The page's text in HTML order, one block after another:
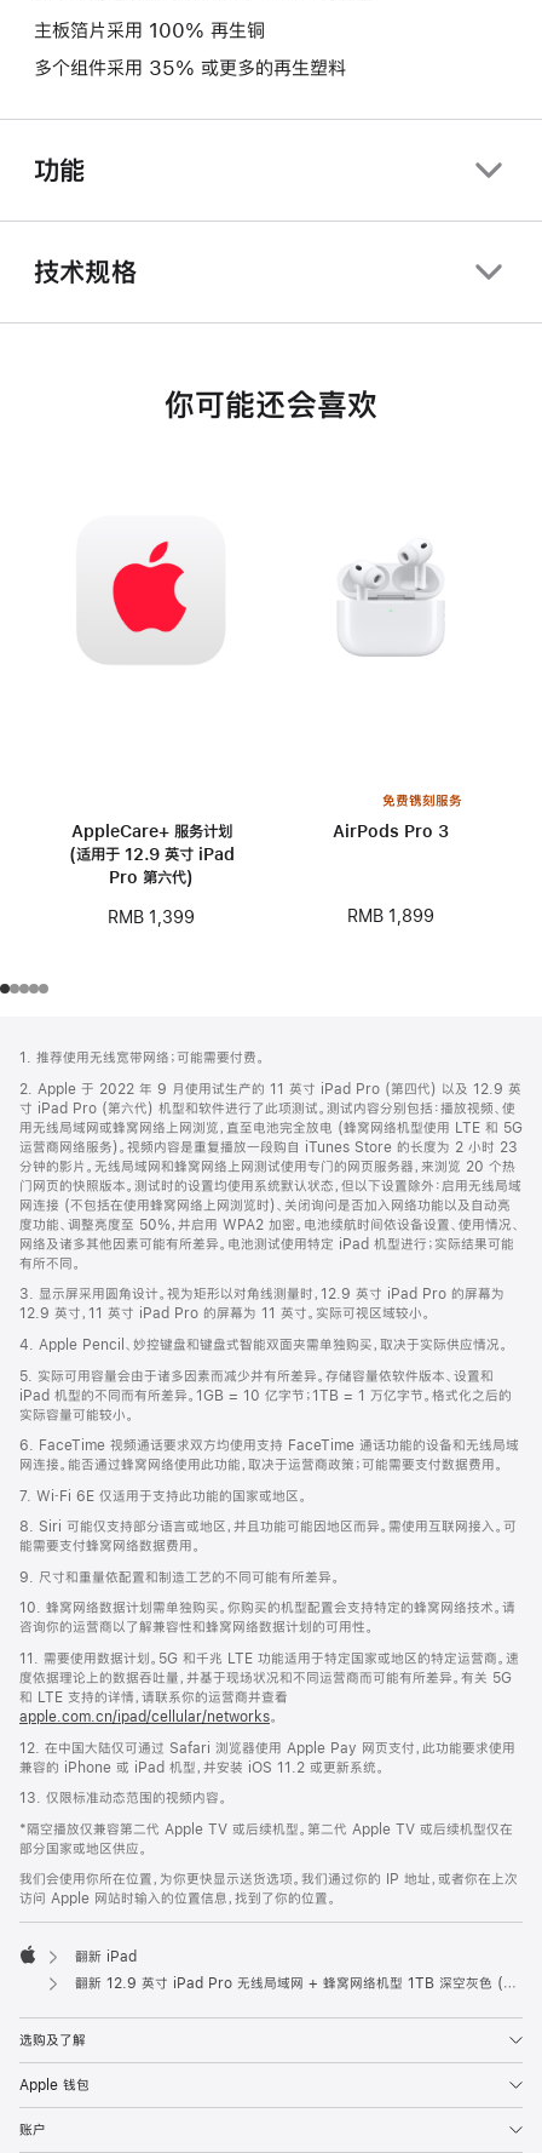
主板箔片采用 100% 再生铜
多个组件采用 35% 或更多的再生塑料
功能
技术规格
你可能还会喜欢
AppleCare+ 服务计划
(适用于 12.9 英寸 iPad
Pro 第六代)
RMB 1,399
免费镌刻服务
AirPods Pro 3
RMB 1,899
页
页
脚
注
1. 推荐使用无线宽带网络；可能需要付费。
2. Apple 于 2022 年 9 月使用试生产的 11 英寸 iPad Pro (第四代) 以及 12.9 英
寸 iPad Pro (第六代) 机型和软件进行了此项测试。测试内容分别包括：播放视频、使
用无线局域网或蜂窝网络上网浏览，直至电池完全放电 (蜂窝网络机型使用 LTE 和 5G
运营商网络服务)。视频内容是重复播放一段购自 iTunes Store 的长度为 2 小时 23
分钟的影片。无线局域网和蜂窝网络上网测试使用专门的网页服务器，来浏览 20 个热
门网页的快照版本。测试时的设置均使用系统默认状态，但以下设置除外：启用无线局域
网连接 (不包括在使用蜂窝网络上网浏览时)、关闭询问是否加入网络功能以及自动亮
度功能、调整亮度至 50%，并启用 WPA2 加密。电池续航时间依设备设置、使用情况、
网络及诸多其他因素可能有所差异。电池测试使用特定 iPad 机型进行；实际结果可能
有所不同。
3. 显示屏采用圆角设计。视为矩形以对角线测量时，12.9 英寸 iPad Pro 的屏幕为
12.9 英寸，11 英寸 iPad Pro 的屏幕为 11 英寸。实际可视区域较小。
4. Apple Pencil、妙控键盘和键盘式智能双面夹需单独购买，取决于实际供应情况。
5. 实际可用容量会由于诸多因素而减少并有所差异。存储容量依软件版本、设置和
iPad 机型的不同而有所差异。1GB = 10 亿字节；1TB = 1 万亿字节。格式化之后的
实际容量可能较小。
6. FaceTime 视频通话要求双方均使用支持 FaceTime 通话功能的设备和无线局域
网连接。能否通过蜂窝网络使用此功能，取决于运营商政策；可能需要支付数据费用。
7. Wi‑Fi 6E 仅适用于支持此功能的国家或地区。
8. Siri 可能仅支持部分语言或地区，并且功能可能因地区而异。需使用互联网接入。可
能需要支付蜂窝网络数据费用。
9. 尺寸和重量依配置和制造工艺的不同可能有所差异。
10. 蜂窝网络数据计划需单独购买。你购买的机型配置会支持特定的蜂窝网络技术。请
咨询你的运营商以了解兼容性和蜂窝网络数据计划的可用性。
11. 需要使用数据计划。5G 和千兆 LTE 功能适用于特定国家或地区的特定运营商。速
度依据理论上的数据吞吐量，并基于现场状况和不同运营商而可能有所差异。有关 5G
和 LTE 支持的详情，请联系你的运营商并查看
apple.com.cn/ipad/cellular/networks。
12. 在中国大陆仅可通过 Safari 浏览器使用 Apple Pay 网页支付，此功能要求使用
兼容的 iPhone 或 iPad 机型，并安装 iOS 11.2 或更新系统。
13. 仅限标准动态范围的视频内容。
*隔空播放仅兼容第二代 Apple TV 或后续机型。第二代 Apple TV 或后续机型仅在
部分国家或地区供应。
我们会使用你所在位置，为你更快显示送货选项。我们通过你的 IP 地址，或者你在上次
访问 Apple 网站时输入的位置信息，找到了你的位置。
Apple
翻新 iPad
翻新 12.9 英寸 iPad Pro 无线局域网 + 蜂窝网络机型 1TB 深空灰色 (第六代)
选购及了解
Apple 钱包
账户